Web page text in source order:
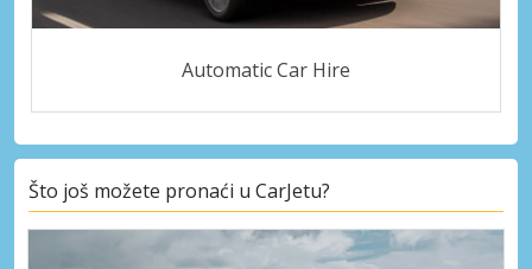
Automatic Car Hire
Što još možete pronaći u CarJetu?